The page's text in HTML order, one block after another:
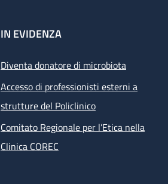
IN EVIDENZA
Diventa donatore di microbiota
Accesso di professionisti esterni a
strutture del Policlinico
Comitato Regionale per l’Etica nella
Clinica COREC